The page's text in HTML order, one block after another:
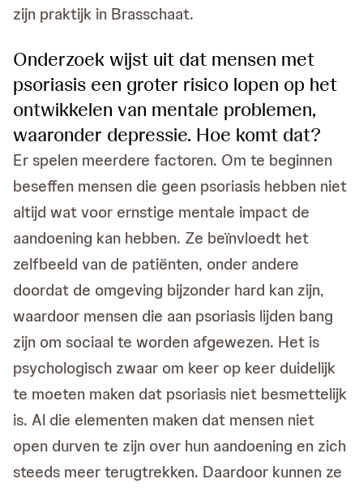
zijn praktijk in Brasschaat.
Onderzoek wijst uit dat mensen met
psoriasis een groter risico lopen op het
ontwikkelen van mentale problemen,
waaronder depressie. Hoe komt dat?
Er spelen meerdere factoren. Om te beginnen
beseffen mensen die geen psoriasis hebben niet
altijd wat voor ernstige mentale impact de
aandoening kan hebben. Ze beïnvloedt het
zelfbeeld van de patiënten, onder andere
doordat de omgeving bijzonder hard kan zijn,
waardoor mensen die aan psoriasis lijden bang
zijn om sociaal te worden afgewezen. Het is
psychologisch zwaar om keer op keer duidelijk
te moeten maken dat psoriasis niet besmettelijk
is. Al die elementen maken dat mensen niet
open durven te zijn over hun aandoening en zich
steeds meer terugtrekken. Daardoor kunnen ze